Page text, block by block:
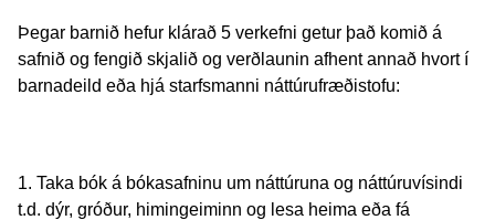
Þegar barnið hefur klárað 5 verkefni getur það komið á
safnið og fengið skjalið og verðlaunin afhent annað hvort í
barnadeild eða hjá starfsmanni náttúrufræðistofu:
1. Taka bók á bókasafninu um náttúruna og náttúruvísindi
t.d. dýr, gróður, himingeiminn og lesa heima eða fá